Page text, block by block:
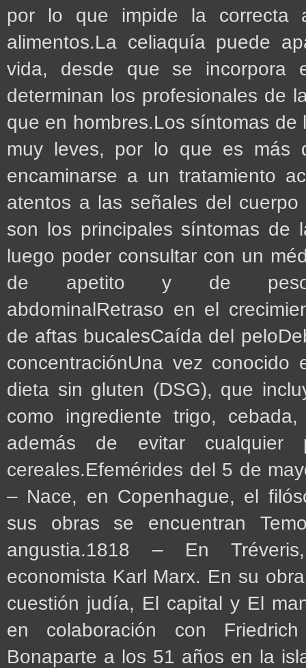
por lo que impide la correcta
alimentos.La celiaquía puede
vida, desde que se incorpora
determinan los profesionales de
que en hombres.Los síntomas
muy leves, por lo que es más
encaminarse a un tratamiento
atentos a las señales del
son los principales síntomas de
luego poder consultar con un
de apetito y de
abdominalRetraso en el
de aftas bucalesCaída del
concentraciónUna vez
dieta sin gluten (DSG), que
como ingrediente trigo,
además de evitar cualquier
cereales.Efemérides del 5 de
– Nace, en Copenhague, el
sus obras se encuentran
angustia.1818 – En
economista Karl Marx. En su
cuestión judía, El capital y El
en colaboración con
Bonaparte a los 51 años en la